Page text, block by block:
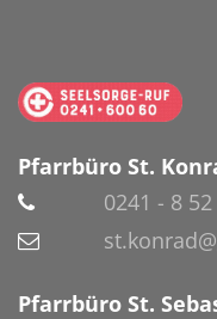
Pfarrbüro St.
0241 - 8
Pfarrbüro St.